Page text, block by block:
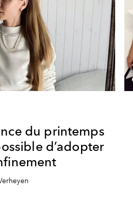
du printemps
d’adopter